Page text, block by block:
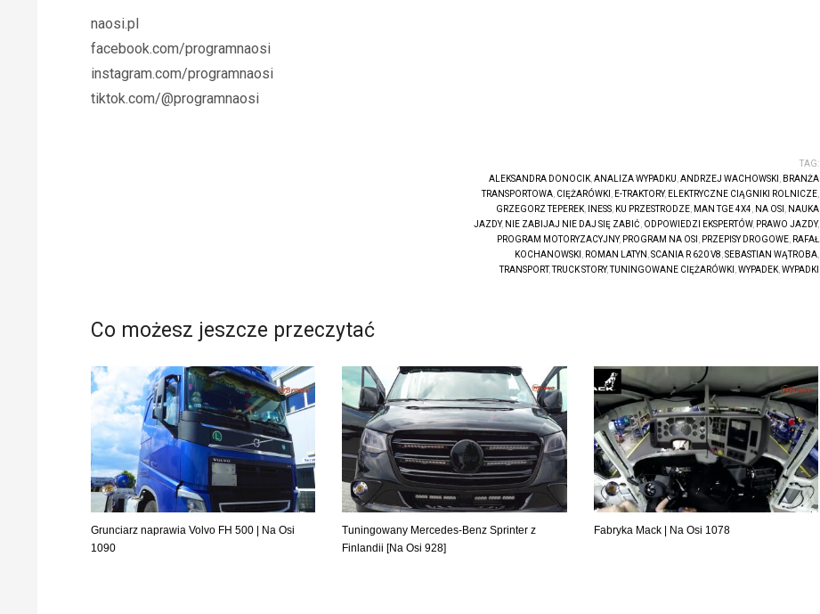
naosi.pl
facebook.com/programnaosi
instagram.com/programnaosi
tiktok.com/@programnaosi
TAG:
ALEKSANDRA DONOCIK, ANALIZA WYPADKU ANDRZEJ WACHOWSKI
BRANŻA
TRANSPORTOWA, CIĘŻARÓWKI E-TRAKTORY, ELEKTRYCZNE CIĄGNIKI ROLNICZE,
GRZEGORZ TEPEREK, INESS, KU PRZESTRODZE, MAN TGE 4X4 NA OSI
NAUKA
JAZDY, NIE ZABIJAJ NIE DAJ SIĘ ZABIĆ ODPOWIEDZI EKSPERTÓW, PRAWO JAZDY,
PROGRAM MOTORYZACYJNY, PROGRAM NA OSI PRZEPISY DROGOWE, RAFAŁ
KOCHANOWSKI
ROMAN LATYN SCANIA R 620 V8 SEBASTIAN WĄTROBA,
TRANSPORT,TRUCK STORY,TUNINGOWANE CIĘŻARÓWKI WYPADEK, WYPADKI
Co możesz jeszcze przeczytać
Grunciarz naprawia Volvo FH 500 | Na Osi
1090
Tuningowany Mercedes-Benz Sprinter z
Finlandii [Na Osi 928]
Fabryka Mack | Na Osi 1078